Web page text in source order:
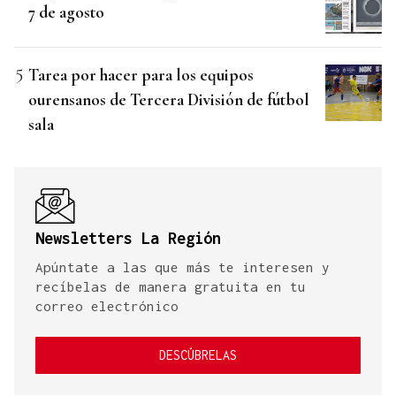
7 de agosto
Tarea por hacer para los equipos
ourensanos de Tercera División de fútbol
sala
Newsletters La Región
Apúntate a las que más te interesen y
recíbelas de manera gratuita en tu
correo electrónico
DESCÚBRELAS